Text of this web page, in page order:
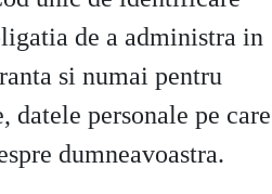
de a administra in
si numai pentru
datele personale pe care
dumneavoastra.